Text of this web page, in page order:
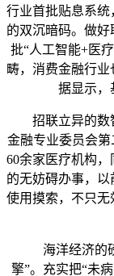
行业首批贴息系
的双沉暗码。做
批“人工智能+医
畴，消费金融行
据显示，
招联立异的数智
金融专业委员会第
60余家医疗机构
的无妨碍办事，
使用摸索，不只
海洋经济的磅
擎”。充实把“未